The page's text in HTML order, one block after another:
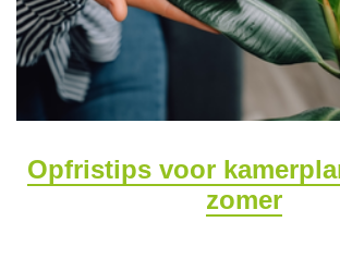
Opfristips voor
zomer